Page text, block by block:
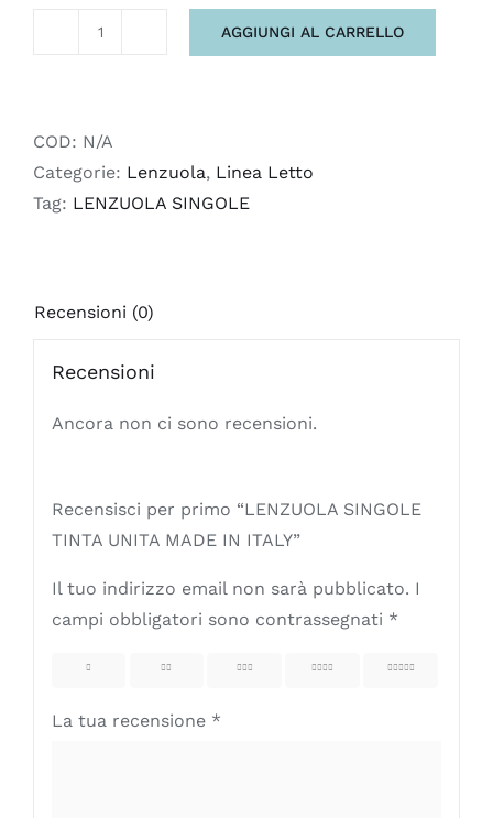
UNITA
MADE
IN
AGGIUNGI AL CARRELLO
COD: N/A
Categorie: Lenzuola, Linea Letto
Tag: LENZUOLA SINGOLE
Recensioni (0)
Recensioni
Ancora non ci sono recensioni.
Recensisci per primo “LENZUOLA SINGOLE
TINTA UNITA MADE IN ITALY”
Il tuo indirizzo email non sarà pubblicato. I
campi obbligatori sono contrassegnati *
La tua recensione *